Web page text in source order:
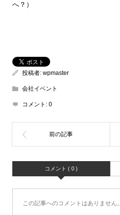
へ？）
投稿者: wpmaster
会社イベント
コメント: 0
コメント ( 0 )
この記事へのコメントはありません。